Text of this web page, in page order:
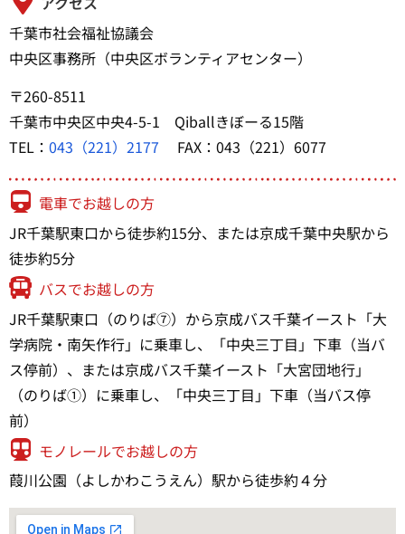
千葉市社会福祉協議会
中央区事務所（中央区ボランティアセンター）
〒260-8511
千葉市中央区中央4-5-1 Qiballきぼーる15階
TEL： 043（221）2177 FAX：043（221）6077
電車でお越しの方
JR千葉駅東口から徒歩約15分、または京成千葉中央駅から
徒歩約5分
バスでお越しの方
JR千葉駅東口（のりば⑦）から京成バス千葉イースト「大
学病院・南矢作行」に乗車し、「中央三丁目」下車（当バ
ス停前）、または京成バス千葉イースト「大宮団地行」
（のりば①）に乗車し、「中央三丁目」下車（当バス停
前）
モノレールでお越しの方
葭川公園（よしかわこうえん）駅から徒歩約４分